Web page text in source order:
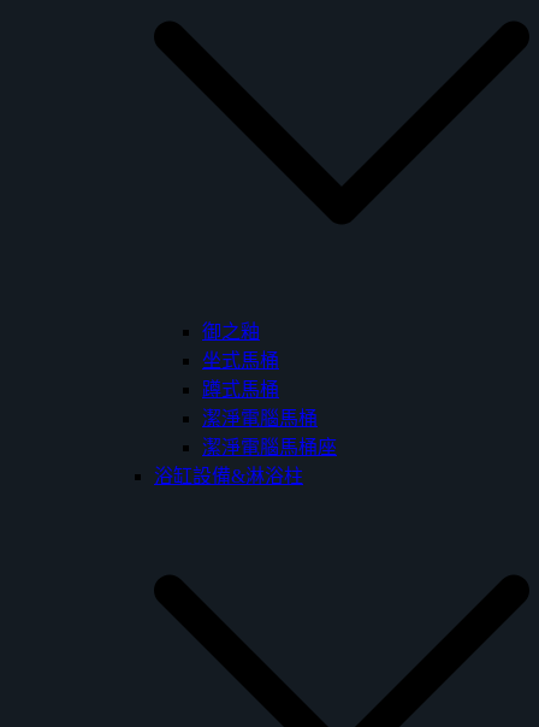
御之釉
坐式馬桶
蹲式馬桶
潔淨電腦馬桶
潔淨電腦馬桶座
浴缸設備&淋浴柱